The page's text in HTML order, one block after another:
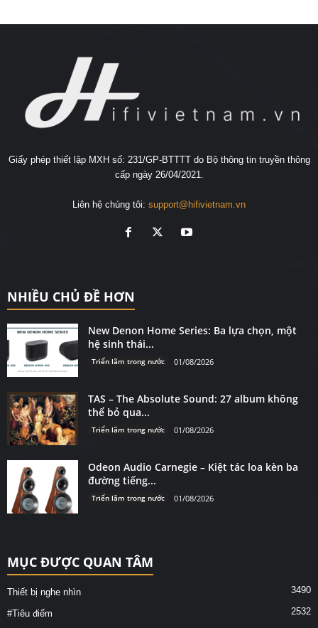
Giấy phép thiết lập MXH số: 231/GP-BTTTT do Bộ thông tin truyền thông
cấp ngày 26/04/2021.
Liên hệ chúng tôi: support@hifivietnam.vn
NHIỀU CHỦ ĐỀ HƠN
New Denon Home Series: Ba lựa chọn, một
hệ sinh thái...
Triển lãm trong nước 01/08/2026
TAS – The Absolute Sound: 27 album không
thể bỏ qua...
Triển lãm trong nước 01/08/2026
Odeon Audio Carnegie – Kiệt tác loa kèn ba
đường tiếng...
Triển lãm trong nước 01/08/2026
MỤC ĐƯỢC QUAN TÂM
Thiết bị nghe nhìn 3490
#Tiêu điểm
2532